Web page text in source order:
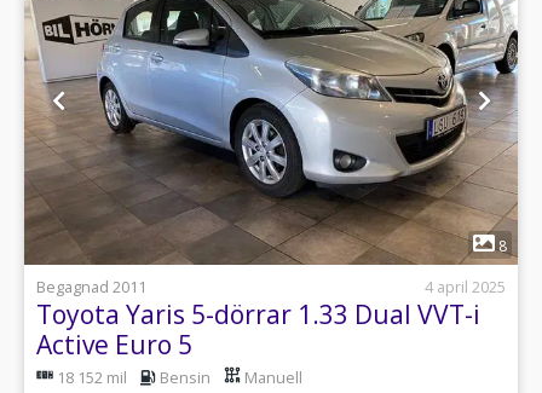
1
8
Begagnad 2011
4 april 2025
Toyota Yaris 5-dörrar 1.33 Dual VVT-i
Active Euro 5
18 152 mil Bensin Manuell